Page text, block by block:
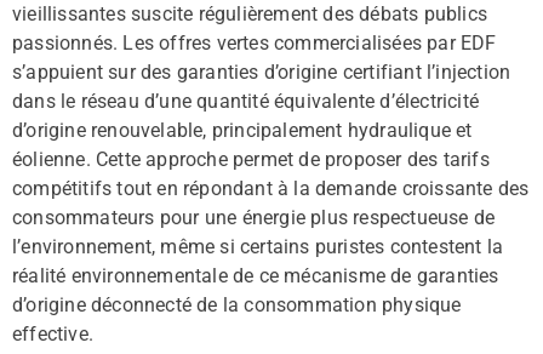
vieillissantes suscite régulièrement des débats publics
passionnés. Les offres vertes commercialisées par EDF
s’appuient sur des garanties d’origine certifiant l’injection
dans le réseau d’une quantité équivalente d’électricité
d’origine renouvelable, principalement hydraulique et
éolienne. Cette approche permet de proposer des tarifs
compétitifs tout en répondant à la demande croissante des
consommateurs pour une énergie plus respectueuse de
l’environnement, même si certains puristes contestent la
réalité environnementale de ce mécanisme de garanties
d’origine déconnecté de la consommation physique
effective.